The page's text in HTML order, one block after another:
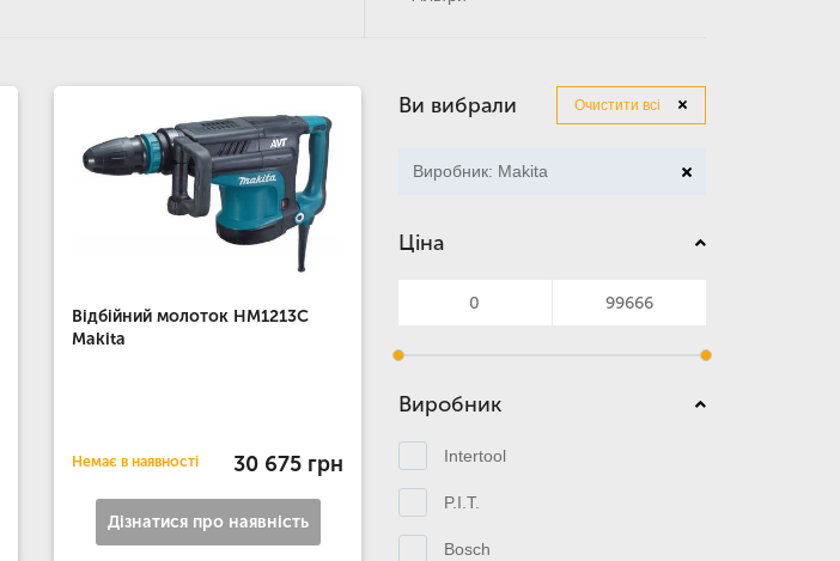
Відбійний молоток HM1213C
Makita
Немає в наявності 30 675 грн
Дізнатися про наявність
Ви вибрали Очистити всі
Виробник: Makita
Ціна
Виробник
Intertool
P.I.T.
Bosch